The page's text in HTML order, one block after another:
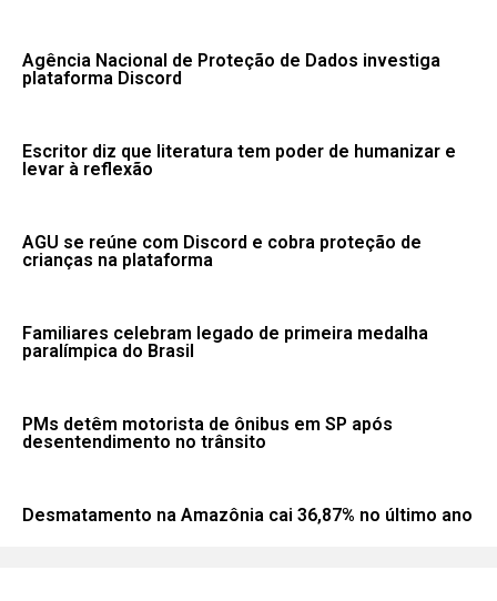
Agência Nacional de Proteção de Dados investiga
plataforma Discord
Escritor diz que literatura tem poder de humanizar e
levar à reflexão
AGU se reúne com Discord e cobra proteção de
crianças na plataforma
Familiares celebram legado de primeira medalha
paralímpica do Brasil
PMs detêm motorista de ônibus em SP após
desentendimento no trânsito
Desmatamento na Amazônia cai 36,87% no último ano